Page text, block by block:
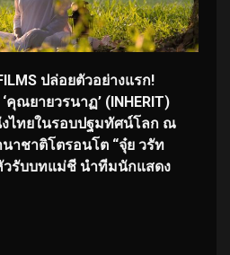
ปล่อยตัวอย่างแรก!
ณยายวรนาฏ’ (INHERIT)
ไทยในรอบปฐมทัศน์โลก ณ
าชาติโตรอนโต “จุ๋ย วรัท
วรับบทแม่ชี นำทีมนักแสดง